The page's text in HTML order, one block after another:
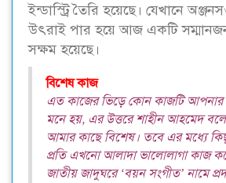
ইন্ডাস্ট্রি তৈরি হয়েছে। যেখানে
উৎরাই পার হয়ে আজ একটি
সক্ষম হয়েছে।
বিশেষ কাজ
এত কাজের ভিড়ে কোন কাজটি আপনার
মনে হয়, এর উত্তরে শাহীন আহমেদ
আমার কাছে বিশেষ। তবে এর মধ্যে
প্রতি এখনো আলাদা ভালোলাগা কাজ
জাতীয় জাদুঘরে ‘বয়ন সংগীত’ নামে